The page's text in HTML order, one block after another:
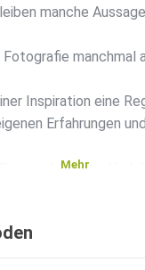
manche
manchmal
Inspiration eine
Erfahrungen
geht es um
Mehr